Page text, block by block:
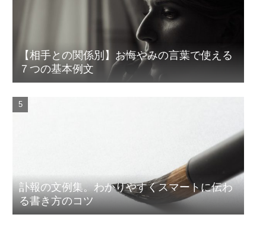
【相手との関係別】お悔やみの言葉で使える
７つの基本例文
訃報の文例集。わかりやすくスマートに伝わ
る書き方のコツ